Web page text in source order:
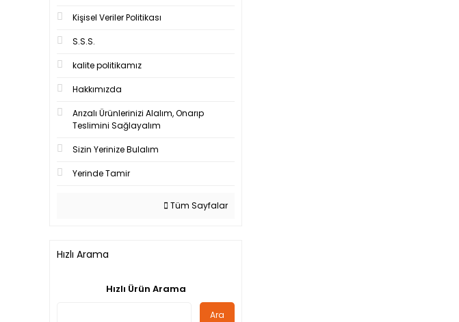
Kişisel Veriler Politikası
S.S.S.
kalite politikamız
Hakkımızda
Arızalı Ürünlerinizi Alalım, Onarıp
Teslimini Sağlayalım
Sizin Yerinize Bulalım
Yerinde Tamir
Tüm Sayfalar
Hızlı Arama
Hızlı Ürün Arama
Ara